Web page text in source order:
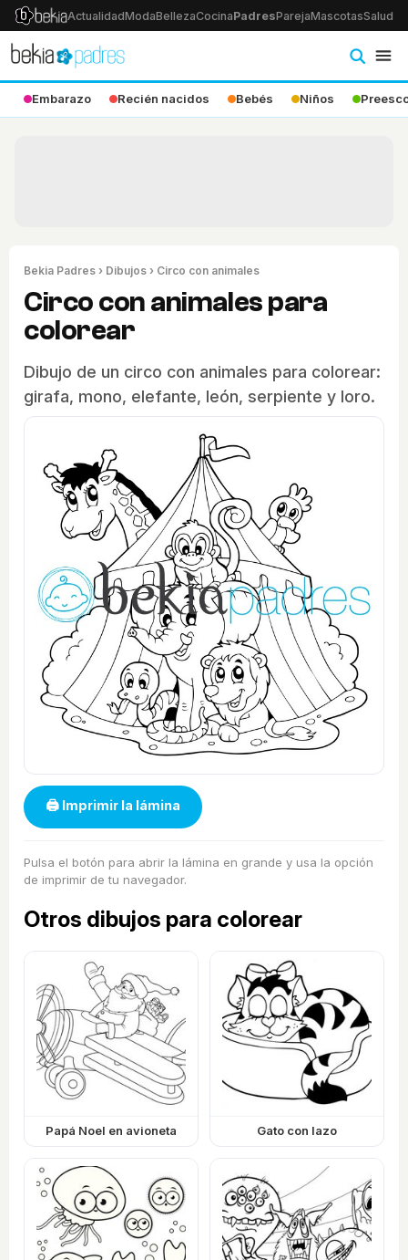
ActualidadModaBellezaCocinaPadresParejaMascotasSalud
Embarazo Recién nacidos Bebés Niños
Bekia Padres › Dibujos › Circo con animales
Circo con animales para
colorear
Dibujo de un circo con animales para colorear:
girafa, mono, elefante, león, serpiente y loro.
🖨 Imprimir la lámina
Pulsa el botón para abrir la lámina en grande y usa la opción
de imprimir de tu navegador.
Otros dibujos para colorear
Papá Noel en avioneta Gato con lazo